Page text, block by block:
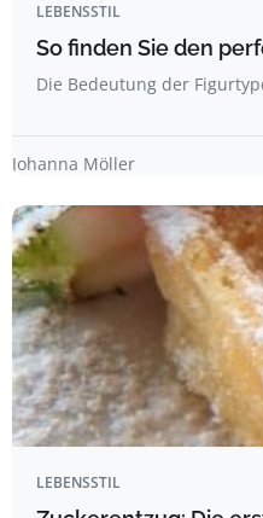
LEBENSSTIL
So finden Sie den
Die Bedeutung der
Johanna Möller
LEBENSSTIL